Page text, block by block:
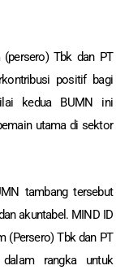
(persero) Tbk dan PT
positif bagi
kedua BUMN ini
utama di sektor
tambang tersebut
akuntabel. MIND ID
(Persero) Tbk dan PT
rangka untuk